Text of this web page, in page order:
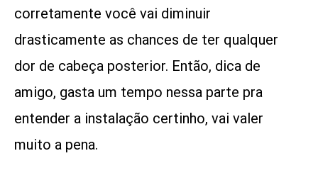
corretamente você vai diminuir
drasticamente as chances de ter qualquer
dor de cabeça posterior. Então, dica de
amigo, gasta um tempo nessa parte pra
entender a instalação certinho, vai valer
muito a pena.